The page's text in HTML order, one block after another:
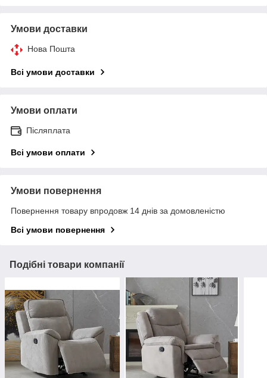
Умови доставки
Нова Пошта
Всі умови доставки
Умови оплати
Післяплата
Всі умови оплати
Умови повернення
Повернення товару впродовж 14 днів за домовленістю
Всі умови повернення
Подібні товари компанії